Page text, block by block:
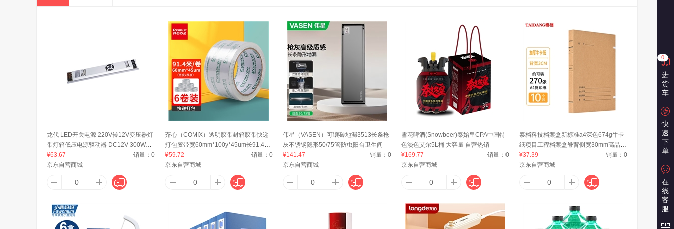
AMP NETCONNECT 爱顿博格（AnthonBerg） A-TIMES AIRFLY
AETEL 广博 安步塔 AUKEY 爱墨绘
安大叔 AJI auratic 爱得利（IVORY）
龙代 LED开关电源 220V转12V变压器灯
带灯箱低压电源驱动器 DC12V-300W
【京仓】
¥63.67 销量： 0
京东自营商城
齐心（COMIX）透明胶带封箱胶带快递
打包胶带宽60mm*100y*45um长91.4米/
卷JP6010-6 6卷装可定制
¥59.72 销量：0
京东自营商城
伟星（VASEN）可镶砖地漏3513长条枪
灰不锈钢隐形50/75管防虫阳台卫生间
¥141.47
销量： 0
京东自营商城
雪花啤酒(Snowbeer)秦始皇CPA中国特
色淡色艾尔5L桶 大容量 自营热销
¥169.77
销量：0
京东自营商城
泰档科技档案盒新标准a4深色674g牛卡
纸项目工程档案盒脊背侧宽30mm高品质
【10个】TA01251
¥37.39 销量： 0
京东自营商城
0
进
货
车
快
速
下
单
在
线
客
服